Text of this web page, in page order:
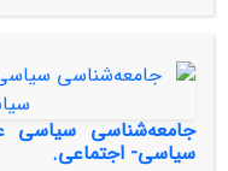
ایران و مهار آن استفاده
جامعه‌شناسی سیاسی
سیاسی- اجتماعی.